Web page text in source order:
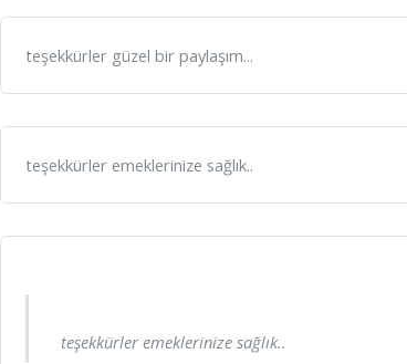
teşekkürler güzel bir paylaşım...
teşekkürler emeklerinize sağlık..
teşekkürler emeklerinize sağlık..